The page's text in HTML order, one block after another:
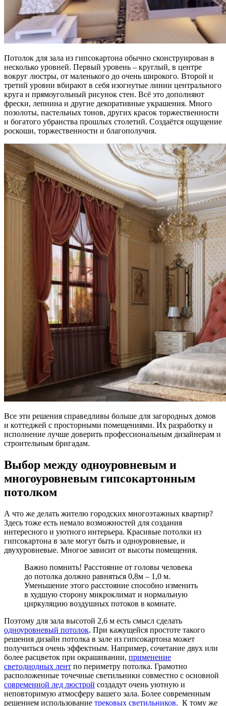
Потолок для зала из гипсокартона обычно сконструирован в
несколько уровней. Первый уровень – круглый, в центре
вокруг люстры, от маленького до очень широкого. Второй и
третий уровни вбирают в себя изогнутые линии центрального
круга и прямоугольный рисунок стен. Всё это дополняют
фрески, лепнина и другие декоративные украшения. Много
позолоты, пастельных тонов, других красок торжественности
и богатого убранства прошлых столетий. Создаётся ощущение
роскоши, торжественности и благополучия.
Все эти решения справедливы больше для загородных домов
и коттеджей с просторными помещениями. Их разработку и
исполнение лучше доверить профессиональным дизайнерам и
строительным бригадам.
Выбор между одноуровневым и
многоуровневым гипсокартонным
потолком
А что же делать жителю городских многоэтажных квартир?
Здесь тоже есть немало возможностей для создания
интересного и уютного интерьера. Красивые потолки из
гипсокартона в зале могут быть и одноуровневые, и
двухуровневые. Многое зависит от высоты помещения.
Важно помнить! Расстояние от головы человека
до потолка должно равняться 0,8м – 1,0 м.
Уменьшение этого расстояние способно изменить
в худшую сторону микроклимат и нормальную
циркуляцию воздушных потоков в комнате.
Поэтому для зала высотой 2,6 м есть смысл сделать
одноуровневый потолок. При кажущейся простоте такого
решения дизайн потолка в зале из гипсокартона может
получиться очень эффектным. Например, сочетание двух или
более расцветок при окрашивании, применение
светодиодных лент по периметру потолка. Грамотно
расположенные точечные светильники совместно с основной
современной лед люстрой создадут очень уютную и
неповторимую атмосферу вашего зала. Более современным
решением использование трековых светильников. К тому же